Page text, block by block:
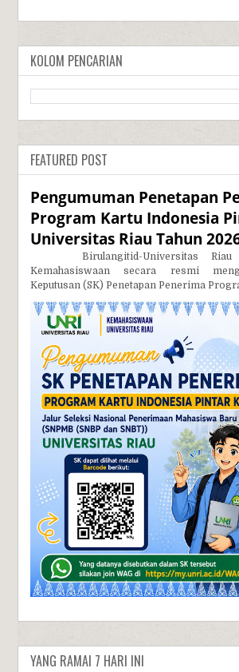
KOLOM PENCARIAN
FEATURED POST
Pengumuman Penetapan
Program Kartu Indonesia
Universitas Riau Tahun
Birulangitid-Universitas Riau
Kemahasiswaan secara resmi
Keputusan (SK) Penetapan Penerima
YANG RAMAI 7 HARI INI